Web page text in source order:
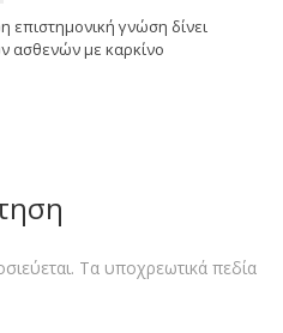
επιστημονική γνώση δίνει
ασθενών με καρκίνο
Τα υποχρεωτικά πεδία